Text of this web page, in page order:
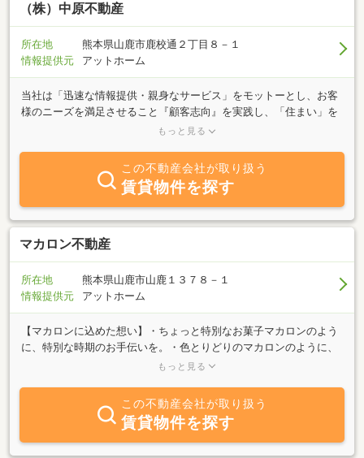
（株）中原不動産
所在地
熊本県山鹿市鹿校通２丁目８－１
情報提供元
アットホーム
当社は「迅速な情報提供・親身なサービス」をモットーとし、お客
様のニーズを満足させること『顧客志向』を実践し、「住まい」を
通じて地域社会に貢献いたしたく、業務を営んでおります。山鹿市
「買いたい」「貸したい」「借りたい」等、多様なニーズに対応可
能です。山鹿周辺での物件をお探しの際にはぜひ一度ご相談下さ
もっと見る
この不動産会社が取り扱う
賃貸物件を探す
マカロン不動産
所在地
熊本県山鹿市山鹿１３７８－１
情報提供元
アットホーム
【マカロンに込めた想い】・ちょっと特別なお菓子マカロンのよう
に、特別な時期のお手伝いを。・色とりどりのマカロンのように、
お客様お一人おひとりに合ったご提案を。マカロン不動産は、お客
サポート致します。賃貸・売買・相続まで、丁寧で誠実な対応をお
約束致します。地域に根ざした安心と信頼で、お客様の「笑顔の暮
らし」を応援致します。
もっと見る
この不動産会社が取り扱う
賃貸物件を探す